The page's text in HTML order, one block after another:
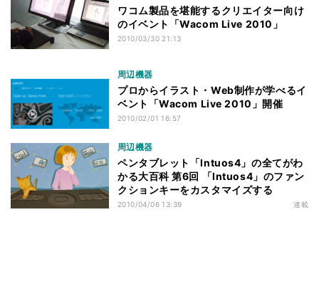
ワコム製品を堪能するクリエイター向け
のイベント「Wacom Live 2010」
2010/03/30 21:13
周辺機器
プロからイラスト・Web制作が学べるイ
ベント「Wacom Live 2010」開催
2010/02/01 16:57
周辺機器
ペンタブレット「Intuos4」の全てがわ
かる大百科 第6回 「Intuos4」のファン
クションキーをカスタマイズする
2010/04/06 13:39 連載